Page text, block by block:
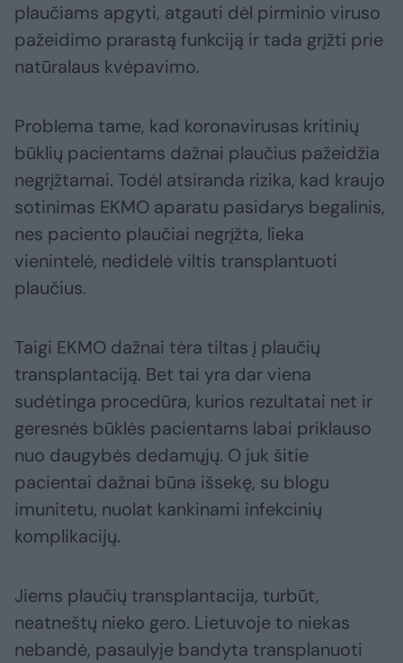
plaučiams apgyti, atgauti dėl pirminio viruso
pažeidimo prarastą funkciją ir tada grįžti prie
natūralaus kvėpavimo.
Problema tame, kad koronavirusas kritinių
būklių pacientams dažnai plaučius pažeidžia
negrįžtamai. Todėl atsiranda rizika, kad kraujo
sotinimas EKMO aparatu pasidarys begalinis,
nes paciento plaučiai negrįžta, lieka
vienintelė, nedidelė viltis transplantuoti
plaučius.
Taigi EKMO dažnai tėra tiltas į plaučių
transplantaciją. Bet tai yra dar viena
sudėtinga procedūra, kurios rezultatai net ir
geresnės būklės pacientams labai priklauso
nuo daugybės dedamųjų. O juk šitie
pacientai dažnai būna išsekę, su blogu
imunitetu, nuolat kankinami infekcinių
komplikacijų.
Jiems plaučių transplantacija, turbūt,
neatneštų nieko gero. Lietuvoje to niekas
nebandė, pasaulyje bandyta transplanuoti